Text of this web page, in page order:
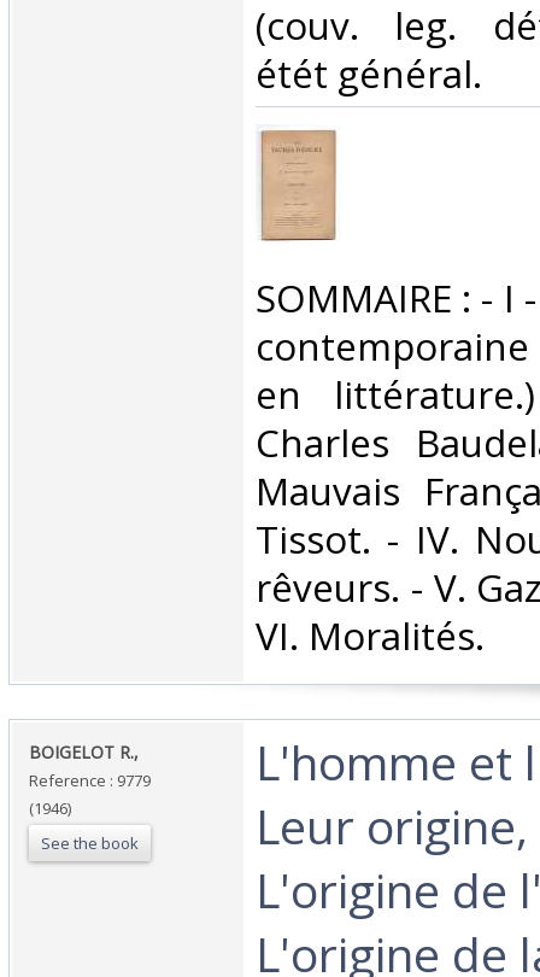
(couv. leg.
étét général.‎
‎SOMMAIRE : - I
contemporaine
en
Charles
Mauvais
Tissot. - IV.
rêveurs. - V.
VI. Moralités. ‎
‎BOIGELOT R.,‎
Reference : 9779
(1946)
See the book
‎L'homme et
Leur
L'origine de
L'origine de